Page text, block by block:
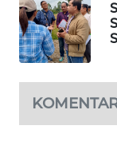
METRO
MEDAN
NEWS
METRO